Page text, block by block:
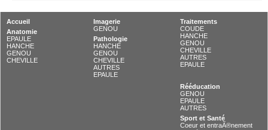
Accueil
Anatomie
EPAULE
HANCHE
GENOU
CHEVILLE
Imagerie
GENOU
Pathologie
HANCHE
GENOU
CHEVILLE
AUTRES
EPAULE
Traitements
COUDE
HANCHE
GENOU
CHEVILLE
AUTRES
EPAULE
Rééducation
GENOU
EPAULE
AUTRES
Sport et Santé
Coeur et entraÃ®nement